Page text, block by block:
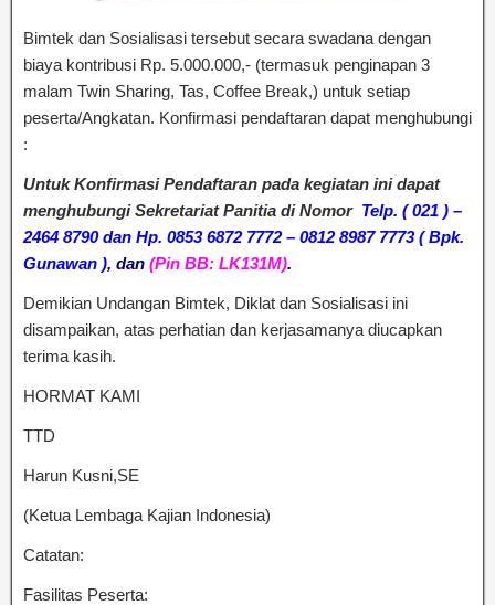
Bimtek dan Sosialisasi tersebut secara swadana dengan
biaya kontribusi Rp. 5.000.000,- (termasuk penginapan 3
malam Twin Sharing, Tas, Coffee Break,) untuk setiap
peserta/Angkatan. Konfirmasi pendaftaran dapat menghubungi
:
Untuk Konfirmasi Pendaftaran pada kegiatan ini dapat
menghubungi Sekretariat Panitia di Nomor Telp. ( 021 ) –
2464 8790dan Hp. 0853 6872 7772 – 0812 8987 7773 ( Bpk.
Gunawan ), dan (Pin BB: LK131M).
Demikian Undangan Bimtek, Diklat dan Sosialisasi ini
disampaikan, atas perhatian dan kerjasamanya diucapkan
terima kasih.
HORMAT KAMI
TTD
Harun Kusni,SE
(Ketua Lembaga Kajian Indonesia)
Catatan:
Fasilitas Peserta: